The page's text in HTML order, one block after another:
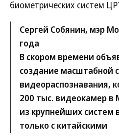
биометрических систем
Сергей Собянин, мэр
года
В скором времени
создание масштабной
видеораспознавания,
200 тыс. видеокамер в
из крупнейших систем
только с китайскими